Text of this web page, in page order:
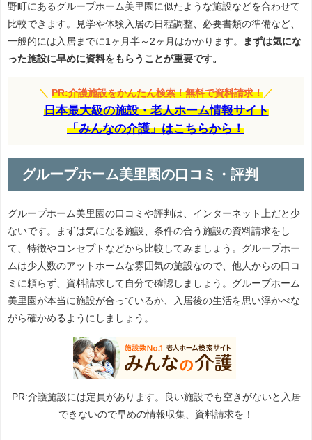
野町にあるグループホーム美里園に似たような施設などを合わせて
比較できます。見学や体験入居の日程調整、必要書類の準備など、
一般的には入居までに1ヶ月半～2ヶ月はかかります。
まずは気にな
った施設に早めに資料をもらうことが重要です。
＼ PR:介護施設をかんたん検索！無料で資料請求！ ／
日本最大級の施設・老人ホーム情報サイト
「みんなの介護」はこちらから！
グループホーム美里園の口コミ・評判
グループホーム美里園の口コミや評判は、インターネット上だと少
ないです。まずは気になる施設、条件の合う施設の資料請求をし
て、特徴やコンセプトなどから比較してみましょう。グループホー
ムは少人数のアットホームな雰囲気の施設なので、他人からの口コ
ミに頼らず、資料請求して自分で確認しましょう。グループホーム
美里園が本当に施設が合っているか、入居後の生活を思い浮かべな
がら確かめるようにしましょう。
PR:介護施設には定員があります。良い施設でも空きがないと入居
できないので早めの情報収集、資料請求を！